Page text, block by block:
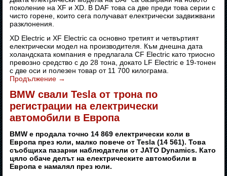
поколение на XF и XD. В DAF това са две преди това серии с
чисто горене, които сега получават електрически задвижвани
разклонения.
XD Electric и XF Electric са основно третият и четвъртият
електрически модел на производителя. Към днешна дата
холандската компания е предлагала CF Electric като триосно
превозно средство с до 28 тона, докато LF Electric е 19-тонен
с две оси и полезен товар от 11 700 килограма.
Продължение →
BMW свали Tesla от трона по
регистрации на електрически
автомобили в Европа
BMW е продала точно 14 869 електрически коли в
Европа през юли, малко повече от Tesla (14 561). Това
съобщиха пазарни наблюдатели от JATO Dynamics. Като
цяло обаче делът на електрическите автомобили в
Европа е намалял през юли.